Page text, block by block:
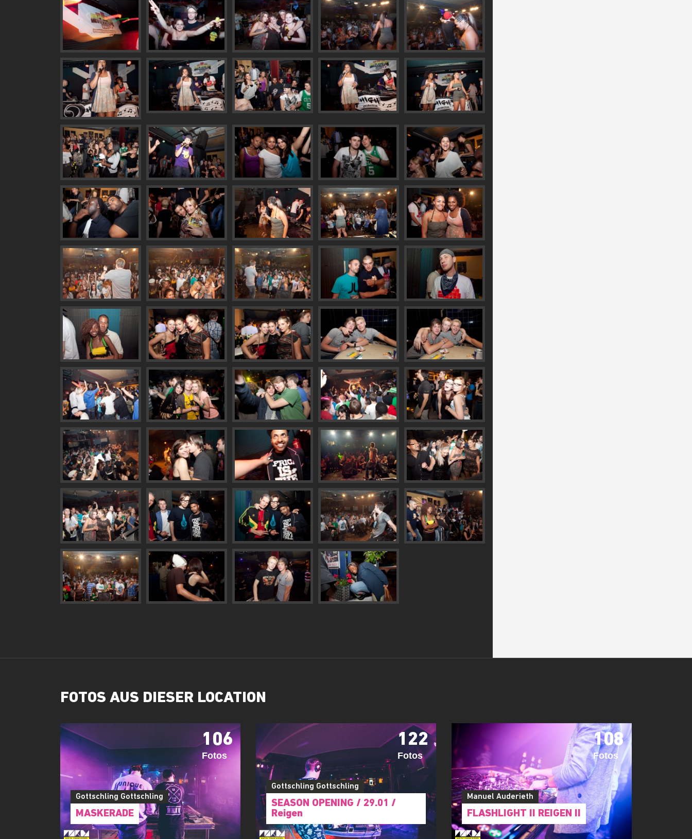
FOTOS AUS DIESER LOCATION
Gottschling Gottschling
MASKERADE
106
Fotos
Gottschling Gottschling
SEASON OPENING / 29.01 /
Reigen
122
Fotos
Manuel Auderieth
FLASHLIGHT II REIGEN II
108
Fotos